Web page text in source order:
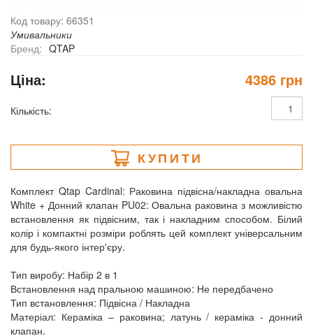
Код товару: 66351
Умивальники
Бренд: QTAP
Ціна: 4386 грн
Кількість:
КУПИТИ
Комплект Qtap Cardinal: Раковина підвісна/накладна овальна
White + Донний клапан PU02: Овальна раковина з можливістю
встановлення як підвісним, так і накладним способом. Білий
колір і компактні розміри роблять цей комплект універсальним
для будь-якого інтер'єру.
Тип виробу: Набір 2 в 1
Встановлення над пральною машиною: Не передбачено
Тип встановлення: Підвісна / Накладна
Матеріал: Кераміка – раковина; латунь / кераміка - донний
клапан.